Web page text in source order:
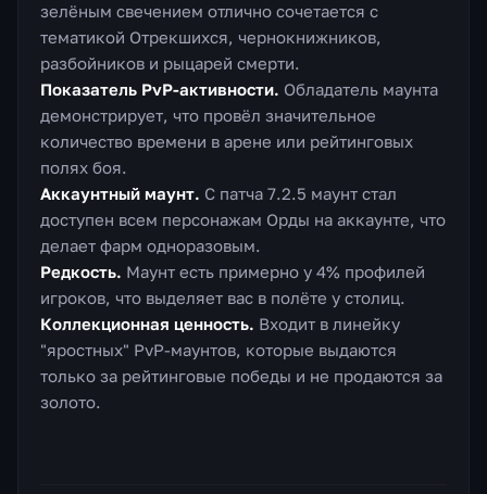
зелёным свечением отлично сочетается с
тематикой Отрекшихся, чернокнижников,
разбойников и рыцарей смерти.
Показатель PvP-активности. Обладатель маунта
демонстрирует, что провёл значительное
количество времени в арене или рейтинговых
полях боя.
Аккаунтный маунт. С патча 7.2.5 маунт стал
доступен всем персонажам Орды на аккаунте, что
делает фарм одноразовым.
Редкость. Маунт есть примерно у 4% профилей
игроков, что выделяет вас в полёте у столиц.
Коллекционная ценность. Входит в линейку
"яростных" PvP-маунтов, которые выдаются
только за рейтинговые победы и не продаются за
золото.